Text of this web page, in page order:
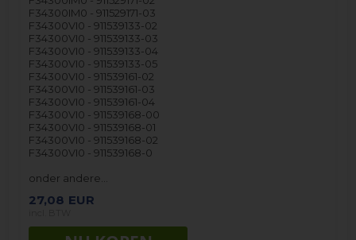
F34300IM0 - 911529171-03
F34300VI0 - 911539133-02
F34300VI0 - 911539133-03
F34300VI0 - 911539133-04
F34300VI0 - 911539133-05
F34300VI0 - 911539161-02
F34300VI0 - 911539161-03
F34300VI0 - 911539161-04
F34300VI0 - 911539168-00
F34300VI0 - 911539168-01
F34300VI0 - 911539168-02
F34300VI0 - 911539168-0
onder andere…
27,08 EUR